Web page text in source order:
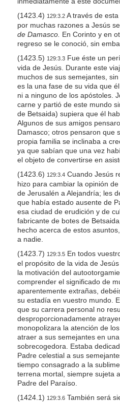
(1423.4) 129:3.2A través de esta
por muchas razones a Jesús
de Damasco. En Corinto y en
regreso se le conoció, sin
(1423.5) 129:3.3Fue éste un
vida de Jesús. Durante este
muchos de sus semejantes,
es la una fase de su vida que
ni a ninguno de los apóstoles.
carne y partió de este mundo
de Betsaida) supiera que él
Algunos de sus amigos
Damasco; otros pensaron que
propia familia se inclinaba a
ya que sabían que una vez
el objeto de convertirse en
(1423.6) 129:3.4Cuando Jesús
hizo para cambiar la opinión
de Jerusalén a Alejandría; les
que había estado ausente de
esa ciudad de erudición y de
fabricante de botes de
hecho acerca de estos
a nadie.
(1423.7) 129:3.5En todos
el propósito de la vida de
la motivación del
comprender el significado de
aparentemente extrañas,
su estadía en vuestro mundo.
que su carrera personal no
desproporcionadamente
monopolizara la atención de
atraer a sus semejantes en
sobrecogedora. Estaba
Padre celestial a sus
tiempo consagrado a la
terrena mortal, siempre sujeta
Padre del Paraíso.
(1424.1) 129:3.6También será